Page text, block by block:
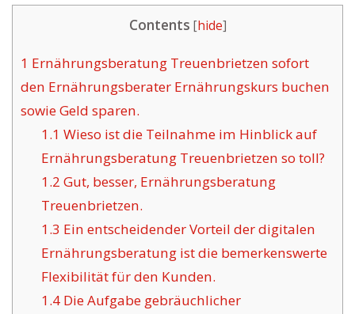
Contents [hide]
1 Ernährungsberatung Treuenbrietzen sofort
den Ernährungsberater Ernährungskurs buchen
sowie Geld sparen.
1.1 Wieso ist die Teilnahme im Hinblick auf
Ernährungsberatung Treuenbrietzen so toll?
1.2 Gut, besser, Ernährungsberatung
Treuenbrietzen.
1.3 Ein entscheidender Vorteil der digitalen
Ernährungsberatung ist die bemerkenswerte
Flexibilität für den Kunden.
1.4Die Aufgabe gebräuchlicher